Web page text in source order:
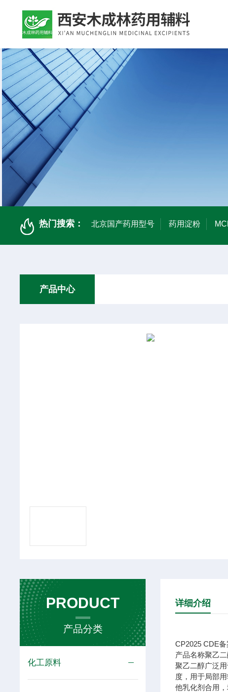
热门搜索： 北京国产药用型号 药用淀粉
产品中心
PRODUCT
产品分类
化工原料
详细介绍
CP2025 CDE
产品名称聚乙
聚乙二醇广泛
度，用于局部
他乳化剂合用